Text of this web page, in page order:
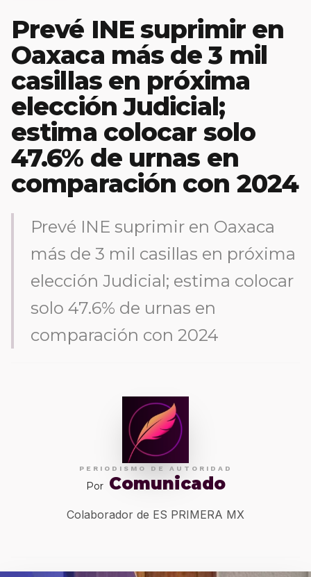
Prevé INE suprimir en
Oaxaca más de 3 mil
casillas en próxima
elección Judicial;
estima colocar solo
47.6% de urnas en
comparación con 2024
Prevé INE suprimir en Oaxaca
más de 3 mil casillas en próxima
elección Judicial; estima colocar
solo 47.6% de urnas en
comparación con 2024
PERIODISMO DE AUTORIDAD
Por Comunicado
Colaborador de ES PRIMERA MX